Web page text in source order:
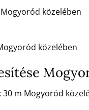
közelében
közelében
30 m Mogyoród